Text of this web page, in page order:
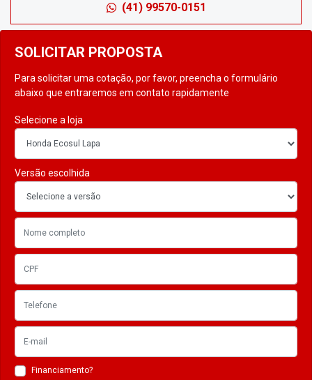
SOLICITAR PROPOSTA
Para solicitar uma cotação, por favor, preencha o formulário
abaixo que entraremos em contato rapidamente
Selecione a loja
Versão escolhida
Financiamento?
(41) 99570-0151